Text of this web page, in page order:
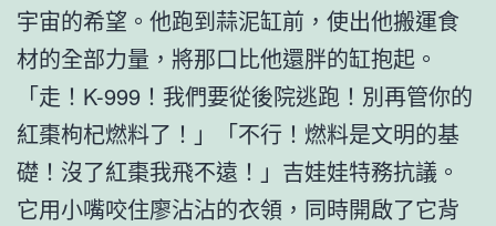
宇宙的希望。他跑到蒜泥缸前，使出他搬運食
材的全部力量，將那口比他還胖的缸抱起。
「走！K-999！我們要從後院逃跑！別再管你的
紅棗枸杞燃料了！」「不行！燃料是文明的基
礎！沒了紅棗我飛不遠！」吉娃娃特務抗議。
它用小嘴咬住廖沾沾的衣領，同時開啟了它背